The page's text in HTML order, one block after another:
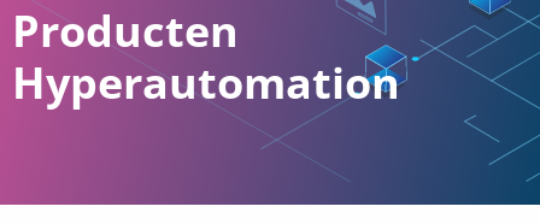
Producten
Hyperautomation